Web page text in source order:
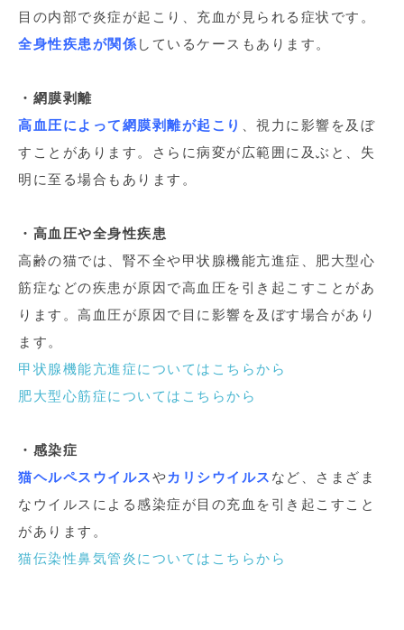
目の内部で炎症が起こり、充血が見られる症状です。
全身性疾患が関係 しているケースもあります。
・網膜剥離
高血圧によって網膜剥離が起こり
、視力に影響を及ぼ
すことがあります。さらに病変が広範囲に及ぶと、失
明に至る場合もあります。
・高血圧や全身性疾患
高齢の猫では、腎不全や甲状腺機能亢進症、肥大型心
筋症などの疾患が原因で高血圧を引き起こすことがあ
ります。高血圧が原因で目に影響を及ぼす場合があり
ます。
甲状腺機能亢進症についてはこちらから
肥大型心筋症についてはこちらから
・感染症
猫ヘルペスウイルスやカリシウイルス など、さまざま
なウイルスによる感染症が目の充血を引き起こすこと
があります。
猫伝染性鼻気管炎についてはこちらから